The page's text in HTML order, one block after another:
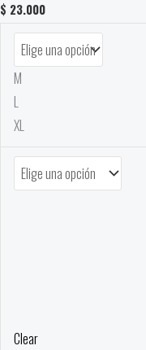
$ 23.000
M
L
XL
Clear